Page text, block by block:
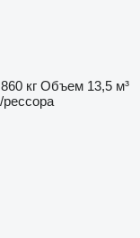
кг Объем 13,5 м³
рессора